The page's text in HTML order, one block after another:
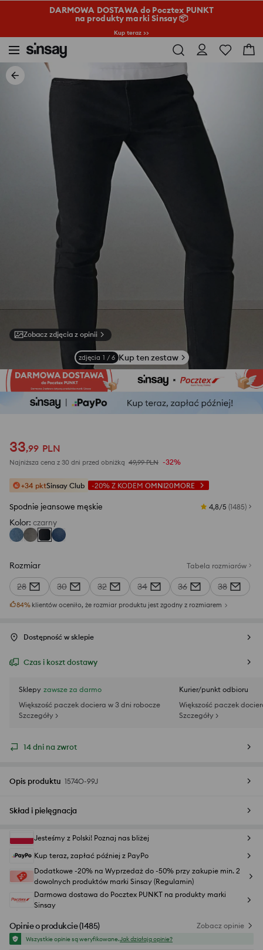
DARMOWA DOSTAWA do Pocztex PUNKT
na produkty marki Sinsay 📦
Kup teraz >>
Zobacz zdjęcia z opinii
zdjęcia 1 / 6 Kup ten zestaw
33,99 PLN
Najniższa cena z 30 dni przed obniżką 49,99 PLN -32%
+34 pktSinsay Club -20% Z KODEM OMNI20MORE
Spodnie jeansowe męskie 4,8/5 (1485)
Kolor: czarny
Rozmiar Tabela rozmiarów
28 30 32 34 36 38
84% klientów oceniło, że rozmiar produktu jest zgodny z rozmiarem
Dostępność w sklepie
Czas i koszt dostawy
Sklepy zawsze za darmo
Większość paczek dociera w 3 dni robocze
Szczegóły >
Kurier/punkt odbioru
Większość paczek
Szczegóły >
14 dni na zwrot
Opis produktu 1574O-99J
Skład i pielęgnacja
Jesteśmy z Polski! Poznaj nas bliżej
Kup teraz, zapłać później z PayPo
Dodatkowe -20% na Wyprzedaż do -50% przy zakupie min. 2
dowolnych produktów marki Sinsay (Regulamin)
Darmowa dostawa do Pocztex PUNKT na produkty marki
Sinsay
Opinie o produkcie(1485) Zobacz opinie
Wszystkie opinie są weryfikowane.Jak działają opinie?